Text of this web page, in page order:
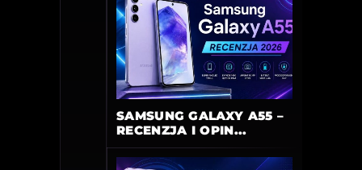
SAMSUNG GALAXY A55 –
RECENZJA I OPIN...